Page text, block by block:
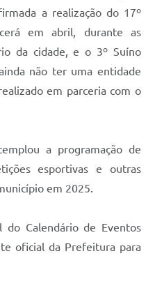
a realização do 17º
em abril, durante as
da cidade, e o 3º Suíno
não ter uma entidade
em parceria com o
a programação de
esportivas e outras
em 2025.
do Calendário de Eventos
oficial da Prefeitura para